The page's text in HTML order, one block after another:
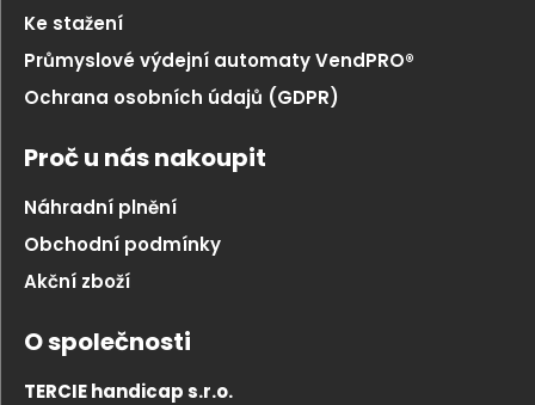
Ke stažení
Průmyslové výdejní automaty VendPRO®
Ochrana osobních údajů (GDPR)
Proč u nás nakoupit
Náhradní plnění
Obchodní podmínky
Akční zboží
O společnosti
TERCIE handicap s.r.o.